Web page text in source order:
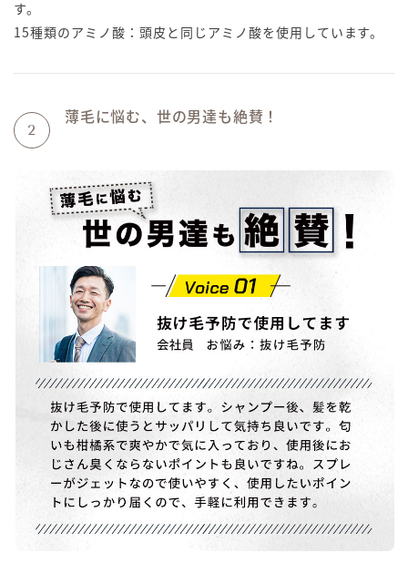
す。
15種類のアミノ酸：頭皮と同じアミノ酸を使用しています。
2
薄毛に悩む、世の男達も絶賛！